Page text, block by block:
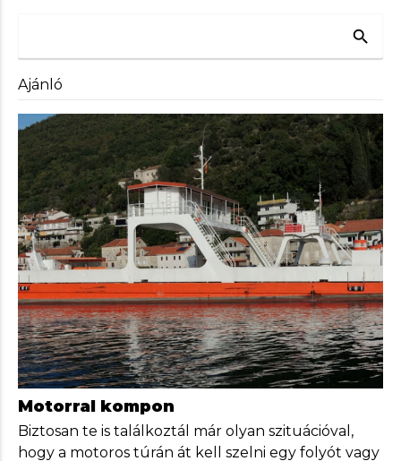
search
Ajánló
Motorral kompon
Biztosan te is találkoztál már olyan szituációval,
hogy a motoros túrán át kell szelni egy folyót vagy